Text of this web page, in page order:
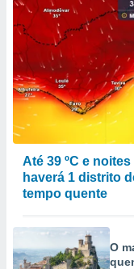
Até 39 ºC e
haverá 1 distrito
tempo quente
O